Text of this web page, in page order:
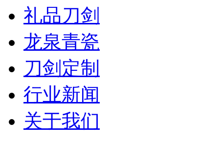
礼品刀剑
龙泉青瓷
刀剑定制
行业新闻
关于我们